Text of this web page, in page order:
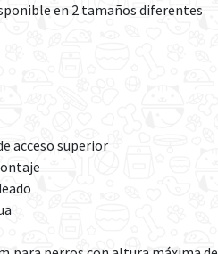
en 2 tamaños diferentes
acceso superior